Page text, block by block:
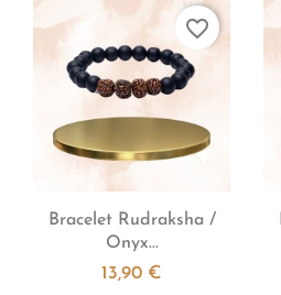
Aperçu rapide
Bracelet Rudraksha /
Onyx...
13,90 €
favorite_border